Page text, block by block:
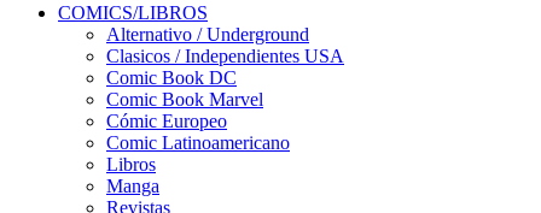
COMICS/LIBROS
Alternativo / Underground
Clasicos / Independientes USA
Comic Book DC
Comic Book Marvel
Cómic Europeo
Comic Latinoamericano
Libros
Manga
Revistas